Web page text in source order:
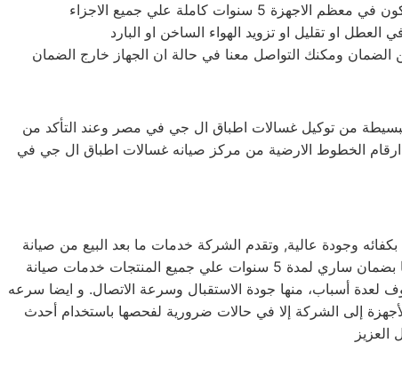
كاملة علي جميع الاجزاء
او تقليل او تزويد الهواء الساخن او البارد
ومكنك التواصل معنا في حالة ان الجهاز خارج الضمان
البسيطة من توكيل غسالات اطباق ال جي في مصر وعند التأكد من
الخطوط الارضية من مركز صيانه غسالات اطباق ال جي في
وجودة عالية, وتقدم الشركة خدمات ما بعد البيع من صيانة
دورية علي كافة الاجهزة لضمان سلامة أجهزتك سواء كانت ( ثلاجة – غسالة – بوتاجاز – ديب فريزر ) وتضمن الشركة كافة منتجاتها بضمان ساري لمدة 5 سنوات علي جميع المنتجات خدمات صيانة
جي في منوف بمنوف لعدة أسباب، منها جودة الاستقبال وسرعة الاتصال. و ايضا سرعه
إلى الشركة إلا في حالات ضرورية لفحصها باستخدام أحدث